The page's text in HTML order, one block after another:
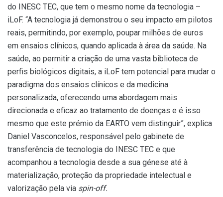
do INESC TEC, que tem o mesmo nome da tecnologia –
iLoF. “A tecnologia já demonstrou o seu impacto em pilotos
reais, permitindo, por exemplo, poupar milhões de euros
em ensaios clínicos, quando aplicada à área da saúde. Na
saúde, ao permitir a criação de uma vasta biblioteca de
perfis biológicos digitais, a iLoF tem potencial para mudar o
paradigma dos ensaios clínicos e da medicina
personalizada, oferecendo uma abordagem mais
direcionada e eficaz ao tratamento de doenças e é isso
mesmo que este prémio da EARTO vem distinguir”, explica
Daniel Vasconcelos, responsável pelo gabinete de
transferência de tecnologia do INESC TEC e que
acompanhou a tecnologia desde a sua génese até à
materialização, proteção da propriedade intelectual e
valorização pela via spin-off.